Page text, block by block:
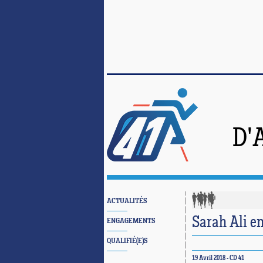
ACTUALITÉS
ENGAGEMENTS
QUALIFIÉ(E)S
Sarah Ali
19 Avril 2018 - CD 41